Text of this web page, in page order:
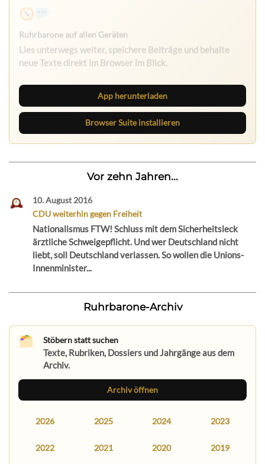
App herunterladen
Browser Suite installieren
Vor zehn Jahren...
10. August 2016
CDU weiterhin gegen Freiheit
Nationalismus FTW! Schluss mit dem Sicherheitsleck
ärztliche Schweigepflicht. Und wer Deutschland nicht
liebt, soll Deutschland verlassen. So wollen die Unions-
Innenminister...
Ruhrbarone-Archiv
Stöbern statt suchen
Texte, Rubriken, Dossiers und Jahrgänge aus dem
Archiv.
Archiv öffnen
2026 2025 2024 2023
2022 2021 2020 2019